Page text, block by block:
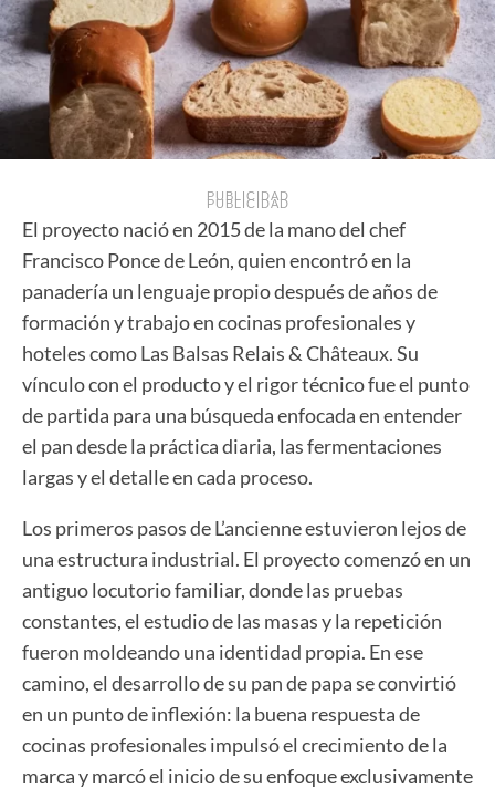
PUBLICIDAD
PUBLICIDAD
El proyecto nació en 2015 de la mano del chef
Francisco Ponce de León, quien encontró en la
panadería un lenguaje propio después de años de
formación y trabajo en cocinas profesionales y
hoteles como Las Balsas Relais & Châteaux. Su
vínculo con el producto y el rigor técnico fue el punto
de partida para una búsqueda enfocada en entender
el pan desde la práctica diaria, las fermentaciones
largas y el detalle en cada proceso.
Los primeros pasos de L’ancienne estuvieron lejos de
una estructura industrial. El proyecto comenzó en un
antiguo locutorio familiar, donde las pruebas
constantes, el estudio de las masas y la repetición
fueron moldeando una identidad propia. En ese
camino, el desarrollo de su pan de papa se convirtió
en un punto de inflexión: la buena respuesta de
cocinas profesionales impulsó el crecimiento de la
marca y marcó el inicio de su enfoque exclusivamente